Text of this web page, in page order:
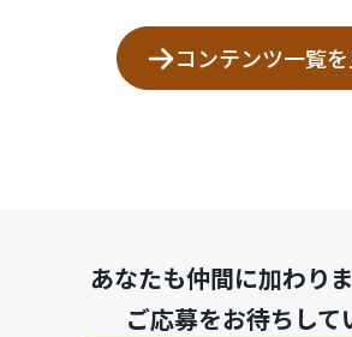
コンテンツ一覧
あなたも仲間に加わり
ご応募をお待ちして